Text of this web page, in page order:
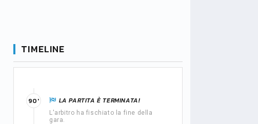
TIMELINE
LA PARTITA È TERMINATA!
L'arbitro ha fischiato la fine della
gara.
90'